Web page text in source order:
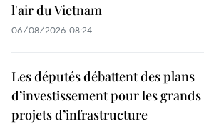
l'air du Vietnam
06/08/2026 08:24
Les députés débattent des plans
d’investissement pour les grands
projets d’infrastructure